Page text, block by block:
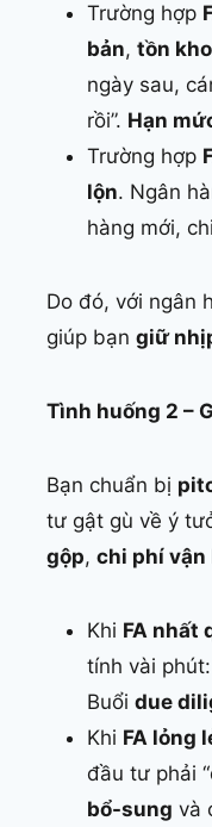
Trường hợp
bản, tồn
ngày sau,
rồi”. Hạn
Trường hợp
lộn. Ngân
hàng mới,
Do đó, với ngân
giúp bạn giữ
Tình huống 2 –
Bạn chuẩn bị
tư gật gù về ý
gộp, chi phí vận
Khi FA nhất
tính vài
Buổi due
Khi FA lỏng
đầu tư phải
bổ-sung và